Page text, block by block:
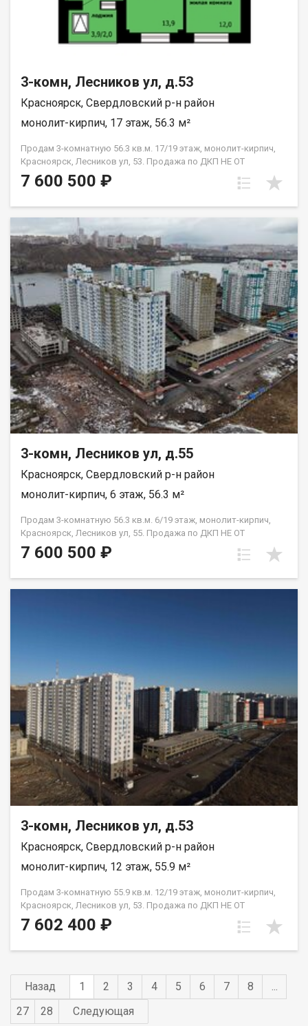
3-комн, Лесников ул, д.53
Красноярск, Свердловский р-н район
монолит-кирпич, 17 этаж, 56.3 м²
Продам 3-комнатную 56.3 кв.м. 17/19 этаж, монолит-кирпич,
Красноярск, Лесников ул, 53. Продажа по ДКП НЕ ОТ
ЗАСТРОЙЩИКА
7 600 500 ₽
3-комн, Лесников ул, д.55
Красноярск, Свердловский р-н район
монолит-кирпич, 6 этаж, 56.3 м²
Продам 3-комнатную 56.3 кв.м. 6/19 этаж, монолит-кирпич,
Красноярск, Лесников ул, 55. Продажа по ДКП НЕ ОТ
ЗАСТРОЙЩИКА
7 600 500 ₽
3-комн, Лесников ул, д.53
Красноярск, Свердловский р-н район
монолит-кирпич, 12 этаж, 55.9 м²
Продам 3-комнатную 55.9 кв.м. 12/19 этаж, монолит-кирпич,
Красноярск, Лесников ул, 53. Продажа по ДКП НЕ ОТ
ЗАСТРОЙЩИКА
7 602 400 ₽
Назад 1 2 3 4 5 6 7 8
...
27
28 Следующая